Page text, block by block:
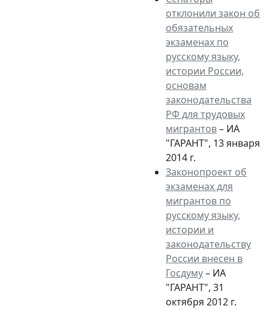
отклонили закон об
обязательных
экзаменах по
русскому языку,
истории России,
основам
законодательства
РФ для трудовых
мигрантов– ИА
"ГАРАНТ", 13 января
2014 г.
Законопроект об
экзаменах для
мигрантов по
русскому языку,
истории и
законодательству
России внесен в
Госдуму– ИА
"ГАРАНТ", 31
октября 2012 г.